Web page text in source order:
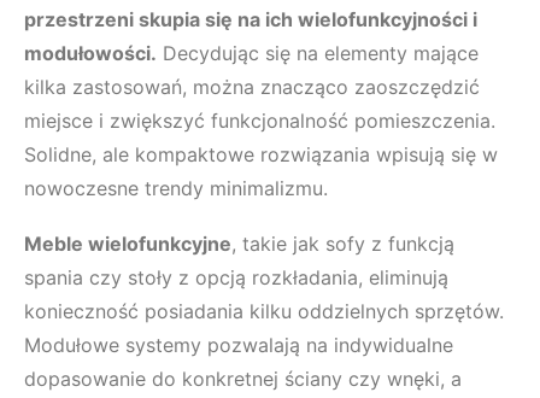
przestrzeni skupia się na ich wielofunkcyjności i
modułowości. Decydując się na elementy mające
kilka zastosowań, można znacząco zaoszczędzić
miejsce i zwiększyć funkcjonalność pomieszczenia.
Solidne, ale kompaktowe rozwiązania wpisują się w
nowoczesne trendy minimalizmu.
Meble wielofunkcyjne, takie jak sofy z funkcją
spania czy stoły z opcją rozkładania, eliminują
konieczność posiadania kilku oddzielnych sprzętów.
Modułowe systemy pozwalają na indywidualne
dopasowanie do konkretnej ściany czy wnęki, a